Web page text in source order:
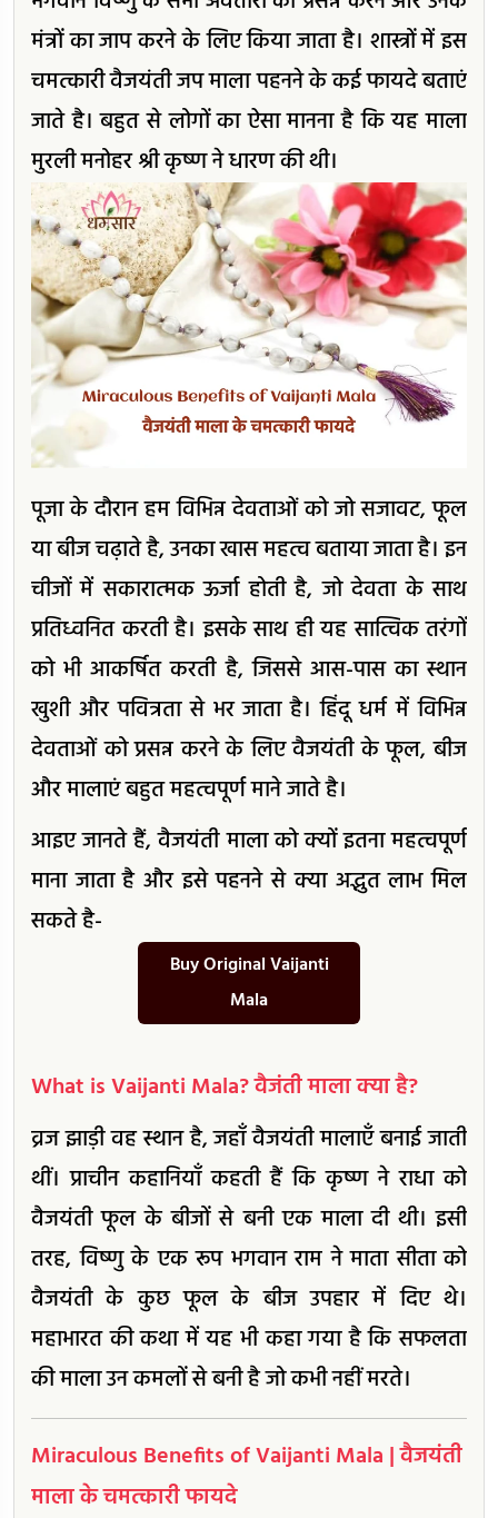
मंत्रों का जाप करने के लिए किया जाता है। शास्त्रों में इस
चमत्कारी वैजयंती जप माला पहनने के कई फायदे बताएं
जाते है। बहुत से लोगों का ऐसा मानना है कि यह माला
मुरली मनोहर श्री कृष्ण ने धारण की थी।
पूजा के दौरान हम विभिन्न देवताओं को जो सजावट, फूल
या बीज चढ़ाते है, उनका खास महत्व बताया जाता है। इन
चीजों में सकारात्मक ऊर्जा होती है, जो देवता के साथ
प्रतिध्वनित करती है। इसके साथ ही यह सात्विक तरंगों
को भी आकर्षित करती है, जिससे आस-पास का स्थान
खुशी और पवित्रता से भर जाता है। हिंदू धर्म में विभिन्न
देवताओं को प्रसन्न करने के लिए वैजयंती के फूल, बीज
और मालाएं बहुत महत्वपूर्ण माने जाते है।
आइए जानते हैं, वैजयंती माला को क्यों इतना महत्वपूर्ण
माना जाता है और इसे पहनने से क्या अद्भुत लाभ मिल
सकते है-
Buy Original Vaijanti
Mala
What is Vaijanti Mala? वैजंती माला क्या है?
व्रज झाड़ी वह स्थान है, जहाँ वैजयंती मालाएँ बनाई जाती
थीं। प्राचीन कहानियाँ कहती हैं कि कृष्ण ने राधा को
वैजयंती फूल के बीजों से बनी एक माला दी थी। इसी
तरह, विष्णु के एक रूप भगवान राम ने माता सीता को
वैजयंती के कुछ फूल के बीज उपहार में दिए थे।
महाभारत की कथा में यह भी कहा गया है कि सफलता
की माला उन कमलों से बनी है जो कभी नहीं मरते।
Miraculous Benefits of Vaijanti Mala | वैजयंती
माला के चमत्कारी फायदे